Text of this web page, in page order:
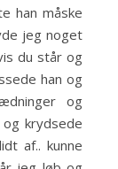
han måske
jeg noget
du står og
han og
og
krydsede
af.. kunne